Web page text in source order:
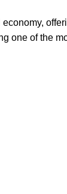
one of the